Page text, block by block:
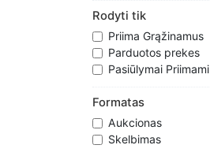
Rodyti tik
Priima Grąžinamus
Parduotos prekes
Pasiūlymai Priimami
Formatas
Aukcionas
Skelbimas